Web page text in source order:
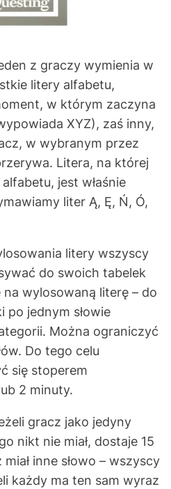
z graczy wymienia w
litery alfabetu,
w którym zaczyna
XYZ), zaś inny,
w wybranym przez
Litera, na której
jest właśnie
liter Ą, Ę, Ń, Ó,
litery wszyscy
do swoich tabelek
na wylosowaną literę – do
po jednym słowie
Można ograniczyć
Do tego celu
się stoperem
2 minuty.
gracz jako jedyny
nikt nie miał, dostaje 15
inne słowo – wszyscy
każdy ma ten sam wyraz